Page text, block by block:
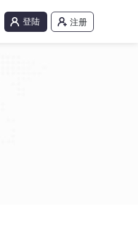
登陆 注册